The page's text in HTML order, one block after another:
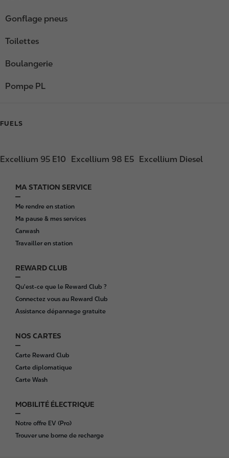
Gonflage pneus
Toilettes
Boulangerie
Pompe PL
FUELS
Excellium 95 E10 Excellium 98 E5 Excellium Diesel
F
o
o
t
e
MA STATION SERVICE
Me rendre en station
Ma pause & mes services
Carwash
Travailler en station
REWARD CLUB
Qu'est-ce que le Reward Club ?
Connectez vous au Reward Club
Assistance dépannage gratuite
NOS CARTES
Carte Reward Club
Carte diplomatique
Carte Wash
MOBILITÉ ÉLECTRIQUE
Notre offre EV (Pro)
Trouver une borne de recharge